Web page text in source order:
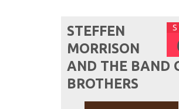
STEFFEN
MORRISON
AND THE BAND
BROTHERS